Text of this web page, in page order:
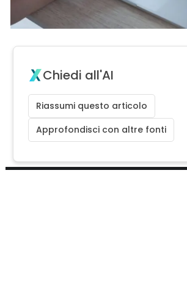
Chiedi all'AI
Riassumi questo articolo
Approfondisci con altre fonti